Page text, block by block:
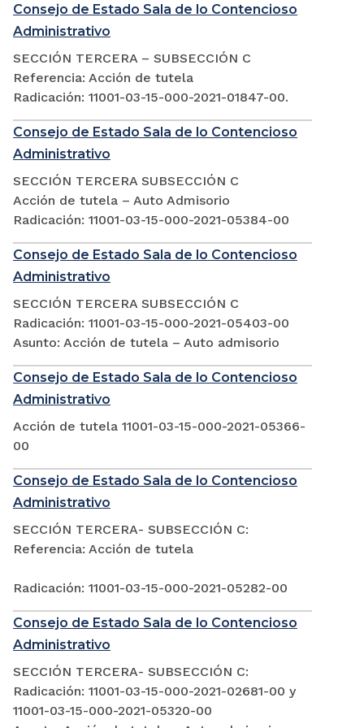
Consejo de Estado Sala de lo Contencioso
Administrativo
SECCIÓN TERCERA – SUBSECCIÓN C
Referencia: Acción de tutela
Radicación: 11001-03-15-000-2021-01847-00.
Consejo de Estado Sala de lo Contencioso
Administrativo
SECCIÓN TERCERA SUBSECCIÓN C
Acción de tutela – Auto Admisorio
Radicación: 11001-03-15-000-2021-05384-00
Consejo de Estado Sala de lo Contencioso
Administrativo
SECCIÓN TERCERA SUBSECCIÓN C
Radicación: 11001-03-15-000-2021-05403-00
Asunto: Acción de tutela – Auto admisorio
Consejo de Estado Sala de lo Contencioso
Administrativo
Acción de tutela 11001-03-15-000-2021-05366-
00
Consejo de Estado Sala de lo Contencioso
Administrativo
SECCIÓN TERCERA- SUBSECCIÓN C:
Referencia: Acción de tutela
Radicación: 11001-03-15-000-2021-05282-00
Consejo de Estado Sala de lo Contencioso
Administrativo
SECCIÓN TERCERA- SUBSECCIÓN C:
Radicación: 11001-03-15-000-2021-02681-00 y
11001-03-15-000-2021-05320-00